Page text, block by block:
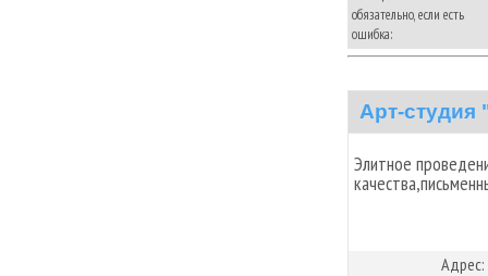
обязательно, если есть
ошибка:
Арт-студия
Элитное
Адрес: